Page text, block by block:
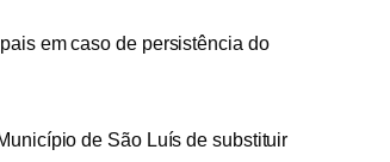
em caso de persistência do
de São Luís de substituir